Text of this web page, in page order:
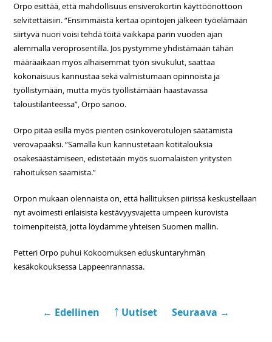
Orpo esittää, että mahdollisuus ensiverokortin käyttöönottoon
selvitettäisiin. “Ensimmäistä kertaa opintojen jälkeen työelämään
siirtyvä nuori voisi tehdä töitä vaikkapa parin vuoden ajan
alemmalla veroprosentilla. Jos pystymme yhdistämään tähän
määräaikaan myös alhaisemmat työn sivukulut, saattaa
kokonaisuus kannustaa sekä valmistumaan opinnoista ja
työllistymään, mutta myös työllistämään haastavassa
taloustilanteessa”, Orpo sanoo.
Orpo pitää esillä myös pienten osinkoverotulojen säätämistä
verovapaaksi. ”Samalla kun kannustetaan kotitalouksia
osakesäästämiseen, edistetään myös suomalaisten yritysten
rahoituksen saamista.”
Orpon mukaan olennaista on, että hallituksen piirissä keskustellaan
nyt avoimesti erilaisista kestävyysvajetta umpeen kurovista
toimenpiteistä, jotta löydämme yhteisen Suomen mallin.
Petteri Orpo puhui Kokoomuksen eduskuntaryhmän
kesäkokouksessa Lappeenrannassa.
← Edellinen ￪ Uutiset Seuraava →